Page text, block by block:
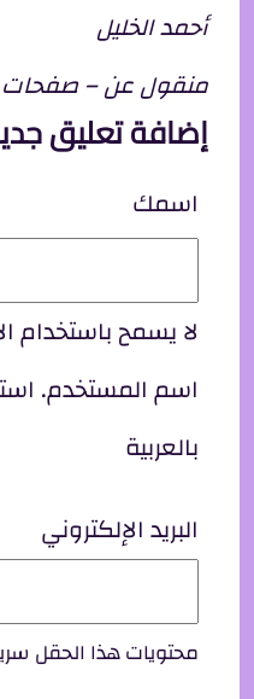
أحمد الخليل
منقول عن –
إضافة تعليق
اسمك
لا يسمح باستخدام
اسم المستخدم.
بالعربية
البريد الإلكتروني
محتويات هذا الحقل